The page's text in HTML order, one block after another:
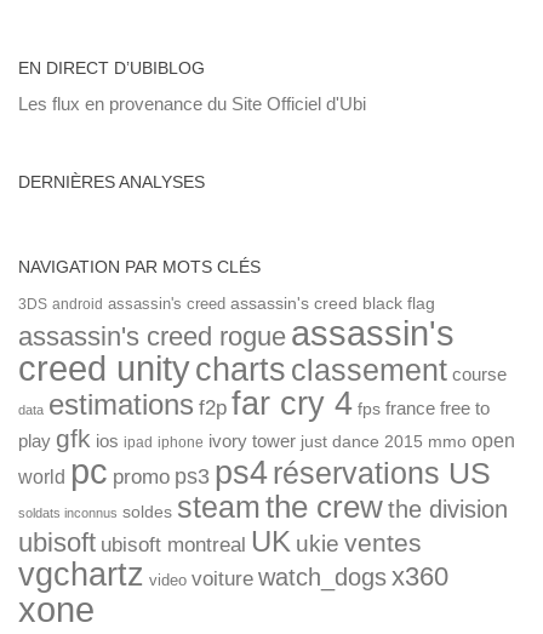
EN DIRECT D’UBIBLOG
Les flux en provenance du Site Officiel d'Ubi
DERNIÈRES ANALYSES
NAVIGATION PAR MOTS CLÉS
3DS android assassin's creed assassin's creed black flag
assassin's creed rogue assassin's
creed unitycharts classement course
data estimations f2p far cry 4 fps france free to
play gfk ios ipad iphone ivory tower just dance 2015 mmo open
world pc promo ps3 ps4réservations US
soldats inconnus soldes steamthe crewthe division
ubisoft ubisoft montreal UK ukie ventes
vgchartz video voiture watch_dogsx360
xone